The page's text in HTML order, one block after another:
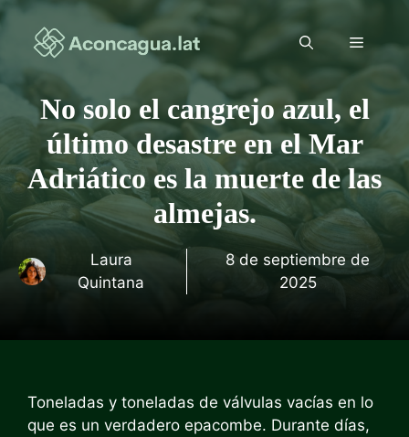
Saltar
contenido
Menú
No solo el cangrejo azul, el
último desastre en el Mar
Adriático es la muerte de las
almejas.
Laura
Quintana
8 de septiembre de
2025
Toneladas y toneladas de válvulas vacías en lo
que es un verdadero epacombe. Durante días,